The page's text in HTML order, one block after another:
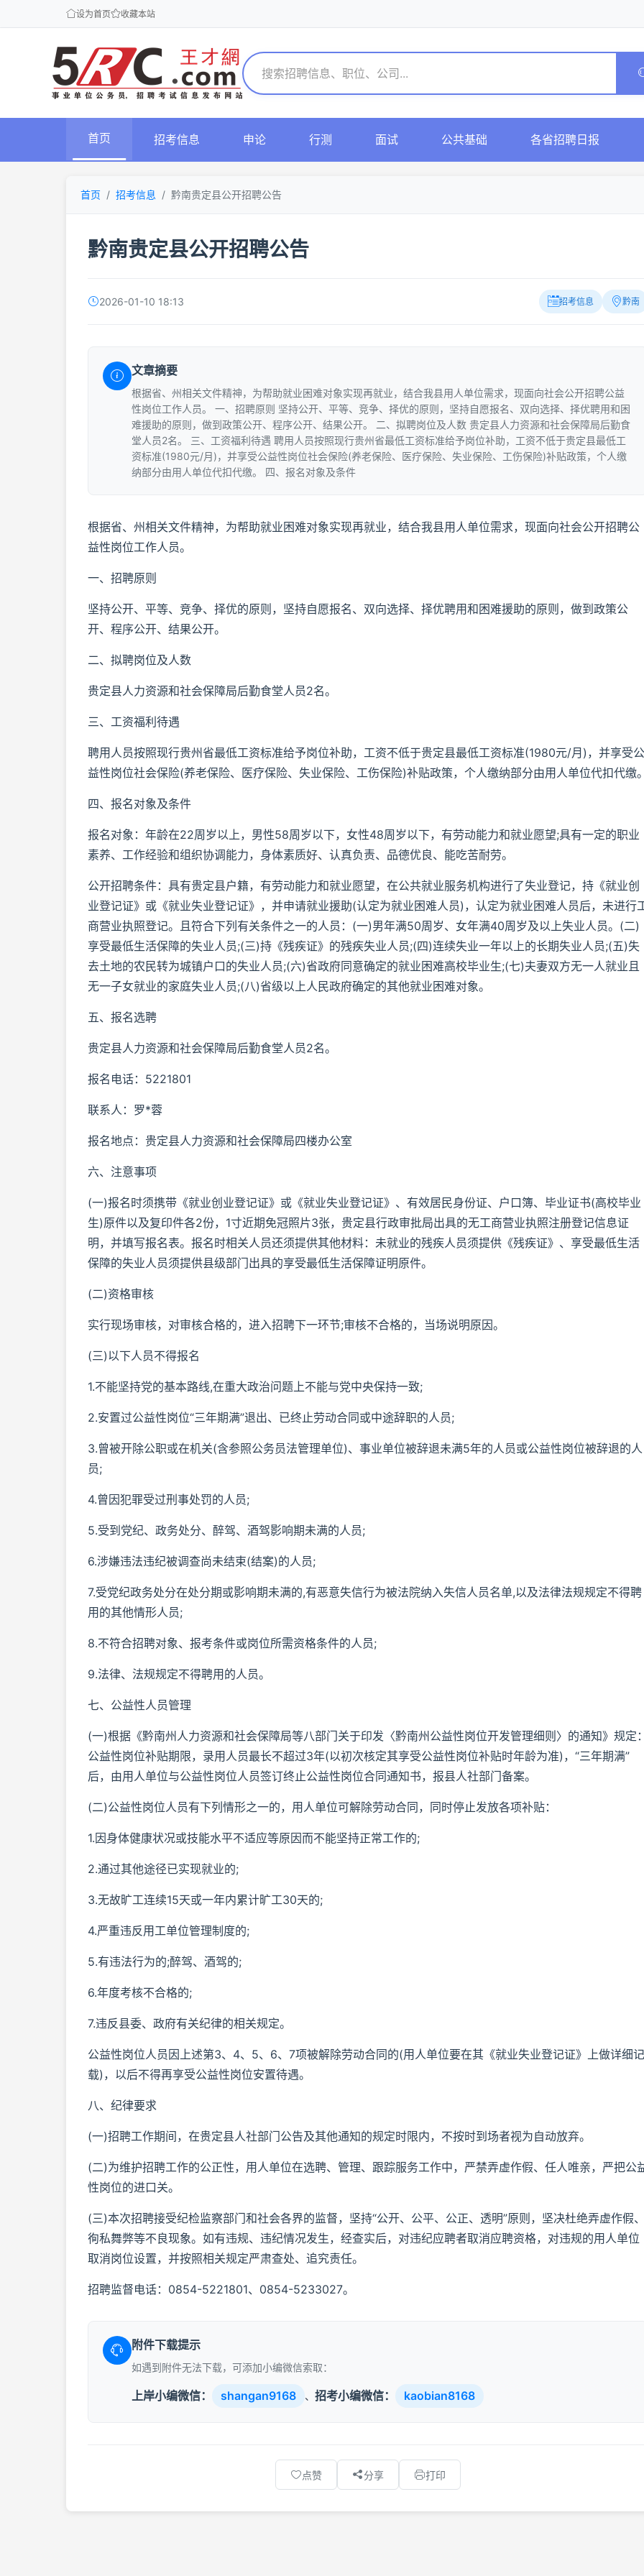
设为首页 收藏本站
首页 招考信息 申论 行测 面试 公共基础 各省招聘日报
首页 招考信息 黔南贵定县公开招聘公告
黔南贵定县公开招聘公告
2026-01-10 18:13 招考信息 黔南
文章摘要
根据省、州相关文件精神，为帮助就业困难对象实现再就业，结合我县用人单位需求，现面向社会公开招聘公益
性岗位工作人员。 一、招聘原则 坚持公开、平等、竞争、择优的原则，坚持自愿报名、双向选择、择优聘用和困
难援助的原则，做到政策公开、程序公开、结果公开。 二、拟聘岗位及人数 贵定县人力资源和社会保障局后勤食
堂人员2名。 三、工资福利待遇 聘用人员按照现行贵州省最低工资标准给予岗位补助，工资不低于贵定县最低工
资标准(1980元/月)，并享受公益性岗位社会保险(养老保险、医疗保险、失业保险、工伤保险)补贴政策，个人缴
纳部分由用人单位代扣代缴。 四、报名对象及条件
根据省、州相关文件精神，为帮助就业困难对象实现再就业，结合我县用人单位需求，现面向社会公开招聘公
益性岗位工作人员。
一、招聘原则
坚持公开、平等、竞争、择优的原则，坚持自愿报名、双向选择、择优聘用和困难援助的原则，做到政策公
开、程序公开、结果公开。
二、拟聘岗位及人数
贵定县人力资源和社会保障局后勤食堂人员2名。
三、工资福利待遇
聘用人员按照现行贵州省最低工资标准给予岗位补助，工资不低于贵定县最低工资标准(1980元/月)，并享受公
益性岗位社会保险(养老保险、医疗保险、失业保险、工伤保险)补贴政策，个人缴纳部分由用人单位代扣代缴
四、报名对象及条件
报名对象：年龄在22周岁以上，男性58周岁以下，女性48周岁以下，有劳动能力和就业愿望;具有一定的职业
素养、工作经验和组织协调能力，身体素质好、认真负责、品德优良、能吃苦耐劳。
公开招聘条件：具有贵定县户籍，有劳动能力和就业愿望，在公共就业服务机构进行了失业登记，持《就业创
业登记证》或《就业失业登记证》，并申请就业援助(认定为就业困难人员)，认定为就业困难人员后，未进行
商营业执照登记。且符合下列有关条件之一的人员：(一)男年满50周岁、女年满40周岁及以上失业人员。(二)
享受最低生活保障的失业人员;(三)持《残疾证》的残疾失业人员;(四)连续失业一年以上的长期失业人员;(五)失
去土地的农民转为城镇户口的失业人员;(六)省政府同意确定的就业困难高校毕业生;(七)夫妻双方无一人就业且
无一子女就业的家庭失业人员;(八)省级以上人民政府确定的其他就业困难对象。
五、报名选聘
贵定县人力资源和社会保障局后勤食堂人员2名。
报名电话：5221801
联系人：罗*蓉
报名地点：贵定县人力资源和社会保障局四楼办公室
六、注意事项
(一)报名时须携带《就业创业登记证》或《就业失业登记证》、有效居民身份证、户口簿、毕业证书(高校毕业
生)原件以及复印件各2份，1寸近期免冠照片3张，贵定县行政审批局出具的无工商营业执照注册登记信息证
明，并填写报名表。报名时相关人员还须提供其他材料：未就业的残疾人员须提供《残疾证》、享受最低生活
保障的失业人员须提供县级部门出具的享受最低生活保障证明原件。
(二)资格审核
实行现场审核，对审核合格的，进入招聘下一环节;审核不合格的，当场说明原因。
(三)以下人员不得报名
1.不能坚持党的基本路线,在重大政治问题上不能与党中央保持一致;
2.安置过公益性岗位“三年期满”退出、已终止劳动合同或中途辞职的人员;
3.曾被开除公职或在机关(含参照公务员法管理单位)、事业单位被辞退未满5年的人员或公益性岗位被辞退的人
员;
4.曾因犯罪受过刑事处罚的人员;
5.受到党纪、政务处分、醉驾、酒驾影响期未满的人员;
6.涉嫌违法违纪被调查尚未结束(结案)的人员;
7.受党纪政务处分在处分期或影响期未满的,有恶意失信行为被法院纳入失信人员名单,以及法律法规规定不得聘
用的其他情形人员;
8.不符合招聘对象、报考条件或岗位所需资格条件的人员;
9.法律、法规规定不得聘用的人员。
七、公益性人员管理
(一)根据《黔南州人力资源和社会保障局等八部门关于印发〈黔南州公益性岗位开发管理细则〉的通知》规定
公益性岗位补贴期限，录用人员最长不超过3年(以初次核定其享受公益性岗位补贴时年龄为准)，“三年期满”
后，由用人单位与公益性岗位人员签订终止公益性岗位合同通知书，报县人社部门备案。
(二)公益性岗位人员有下列情形之一的，用人单位可解除劳动合同，同时停止发放各项补贴：
1.因身体健康状况或技能水平不适应等原因而不能坚持正常工作的;
2.通过其他途径已实现就业的;
3.无故旷工连续15天或一年内累计旷工30天的;
4.严重违反用工单位管理制度的;
5.有违法行为的;醉驾、酒驾的;
6.年度考核不合格的;
7.违反县委、政府有关纪律的相关规定。
公益性岗位人员因上述第3、4、5、6、7项被解除劳动合同的(用人单位要在其《就业失业登记证》上做详细记
载)，以后不得再享受公益性岗位安置待遇。
八、纪律要求
(一)招聘工作期间，在贵定县人社部门公告及其他通知的规定时限内，不按时到场者视为自动放弃。
(二)为维护招聘工作的公正性，用人单位在选聘、管理、跟踪服务工作中，严禁弄虚作假、任人唯亲，严把公
性岗位的进口关。
(三)本次招聘接受纪检监察部门和社会各界的监督，坚持“公开、公平、公正、透明”原则，坚决杜绝弄虚作假
徇私舞弊等不良现象。如有违规、违纪情况发生，经查实后，对违纪应聘者取消应聘资格，对违规的用人单位
取消岗位设置，并按照相关规定严肃查处、追究责任。
招聘监督电话：0854-5221801、0854-5233027。
附件下载提示
如遇到附件无法下载，可添加小编微信索取：
上岸小编微信： shangan9168 、 招考小编微信： kaobian8168
点赞 分享 打印